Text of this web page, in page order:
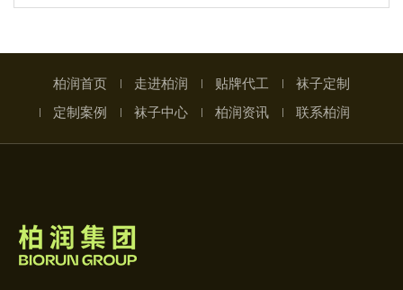
柏润首页 走进柏润 贴牌代工
袜子定制
定制案例
袜子中心 柏润资讯 联系柏润